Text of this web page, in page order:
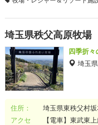
埼玉県秩父高原牧場
四季折々
埼玉
住所：
埼玉県東秩父村
アクセ
【電車】東武東